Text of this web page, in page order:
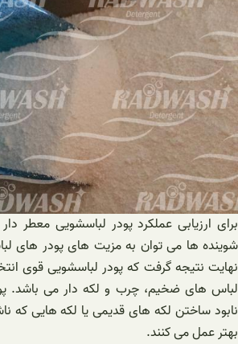
برای ارزیابی عملکرد پودر لباسشویی معطر
شوینده ها می توان به مزیت های پودر های
نهایت نتیجه گرفت که پودر لباسشویی قوی
لباس های ضخیم، چرب و لکه دار می باشد.
نابود ساختن لکه های قدیمی یا لکه هایی
بهتر عمل می کنند.